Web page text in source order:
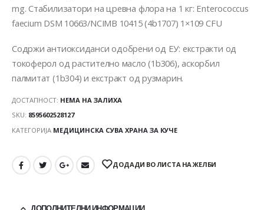
mg. Стабилизатори на цревна флора на 1 кг: Enterococcus
faecium DSM 10663/NCIMB 10415 (4b1707) 1×109 CFU
Содржи антиоксиданси одобрени од ЕУ: екстракти од
токоферол од растително масло (1b306), аскорбил
палмитат (1b304) и екстракт од рузмарин.
ДОСТАПНОСТ: НЕМА НА ЗАЛИХА
SKU: 8595602528127
КАТЕГОРИЈА МЕДИЦИНСКА СУВА ХРАНА ЗА КУЧЕ
ДОДАДИ ВО ЛИСТА НА ЖЕЛБИ